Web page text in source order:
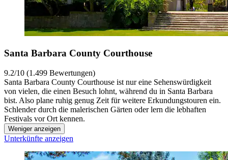
Santa Barbara County Courthouse
9.2/10 (1.499 Bewertungen)
Santa Barbara County Courthouse ist nur eine Sehenswürdigkeit
von vielen, die einen Besuch lohnt, während du in Santa Barbara
bist. Also plane ruhig genug Zeit für weitere Erkundungstouren ein.
Schlender durch die malerischen Gärten oder lern die lebhaften
Festivals vor Ort kennen.
Weniger anzeigen
Unterkünfte anzeigen